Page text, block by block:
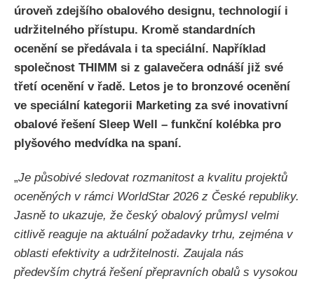
úroveň zdejšího obalového designu, technologií i
udržitelného přístupu. Kromě standardních
ocenění se předávala i ta speciální. Například
společnost THIMM si z galavečera odnáší již své
třetí ocenění v řadě. Letos je to bronzové ocenění
ve speciální kategorii Marketing za své inovativní
obalové řešení Sleep Well – funkční kolébka pro
plyšového medvídka na spaní.
„Je působivé sledovat rozmanitost a kvalitu projektů
oceněných v rámci WorldStar 2026 z České republiky.
Jasně to ukazuje, že český obalový průmysl velmi
citlivě reaguje na aktuální požadavky trhu, zejména v
oblasti efektivity a udržitelnosti. Zaujala nás
především chytrá řešení přepravních obalů s vysokou